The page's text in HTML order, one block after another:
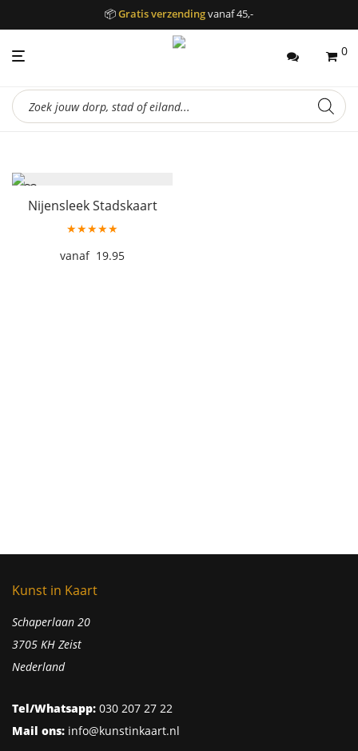
📦Gratis verzendingvanaf 45,-
0
Producten
zoeken
Nijensleek Stadskaart
★★★★★
19.95
Kunst in Kaart
Schaperlaan 20
3705 KH Zeist
Nederland
Tel/Whatsapp: 030 207 27 22
Mail ons: info@kunstinkaart.nl